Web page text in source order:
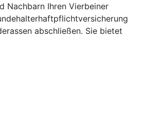
Nachbarn Ihren Vierbeiner
abschließen. Sie bietet